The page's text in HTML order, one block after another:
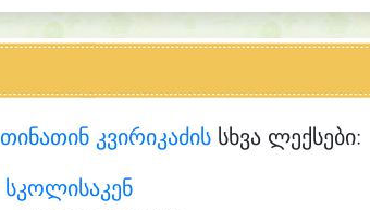
თინათინ კვირიკაძისსხვა ლექსები:
სკოლისაკენ